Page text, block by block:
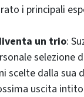
i principali
un trio:
scelte dalla sua
uscita